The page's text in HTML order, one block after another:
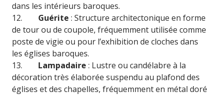
dans les intérieurs baroques.
12. Guérite : Structure architectonique en forme
de tour ou de coupole, fréquemment utilisée comme
poste de vigie ou pour l’exhibition de cloches dans
les églises baroques.
13. Lampadaire : Lustre ou candélabre à la
décoration très élaborée suspendu au plafond des
églises et des chapelles, fréquemment en métal doré